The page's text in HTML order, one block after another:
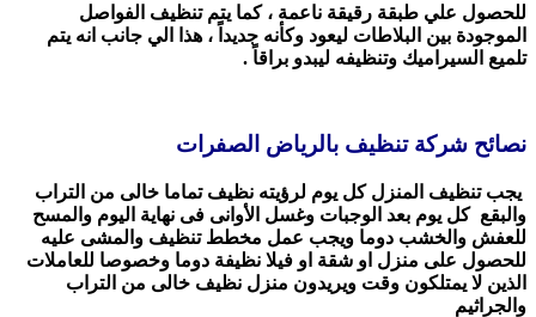
للحصول علي طبقة رقيقة ناعمة ، كما يتم تنظيف الفواصل
الموجودة بين البلاطات ليعود وكأنه جديداً ، هذا الي جانب انه يتم
تلميع السيراميك وتنظيفه ليبدو براقاً .
نصائح شركة تنظيف بالرياض الصفرات
يجب تنظيف المنزل كل يوم لرؤيته نظيف تماما خالى من التراب
والبقع كل يوم بعد الوجبات وغسل الأوانى فى نهاية اليوم والمسح
للعفش والخشب دوما ويجب عمل مخطط تنظيف والمشى عليه
للحصول على منزل او شقة او فيلا نظيفة دوما وخصوصا للعاملات
الذين لا يمتلكون وقت ويريدون منزل نظيف خالى من التراب
والجراثيم